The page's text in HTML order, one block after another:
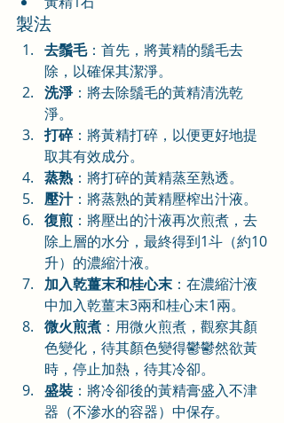
製法
去鬚毛：首先，將黃精的鬚毛去
除，以確保其潔淨。
洗淨：將去除鬚毛的黃精清洗乾
淨。
打碎：將黃精打碎，以便更好地提
取其有效成分。
蒸熟 ：將打碎的黃精蒸至熟透。
壓汁：將蒸熟的黃精壓榨出汁液。
復煎 ：將壓出的汁液再次煎煮，去
除上層的水分，最終得到1斗（約10
升）的濃縮汁液。
加入乾薑末和桂心末：在濃縮汁液
中加入乾薑末3兩和桂心末1兩。
微火煎煮 ：用微火煎煮，觀察其顏
色變化，待其顏色變得鬱鬱然欲黃
時，停止加熱，待其冷卻。
盛裝 ：將冷卻後的黃精膏盛入不津
器（不滲水的容器）中保存。